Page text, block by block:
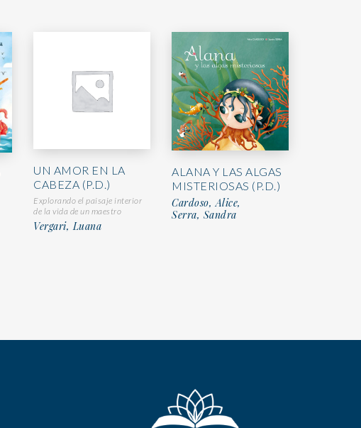
UN AMOR EN LA
CABEZA (P.D.)
Explorando el paisaje interior
de la vida de un maestro
Vergari, Luana
ALANA Y LAS ALGAS
MISTERIOSAS (P.D.)
Cardoso, Alice,
Serra, Sandra